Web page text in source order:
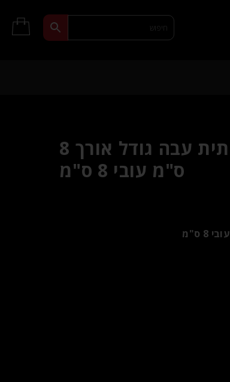
פלאג הרחבה לפיסט תחתית עבה גודל אורך 8
ס"מ עובי 8 ס"מ